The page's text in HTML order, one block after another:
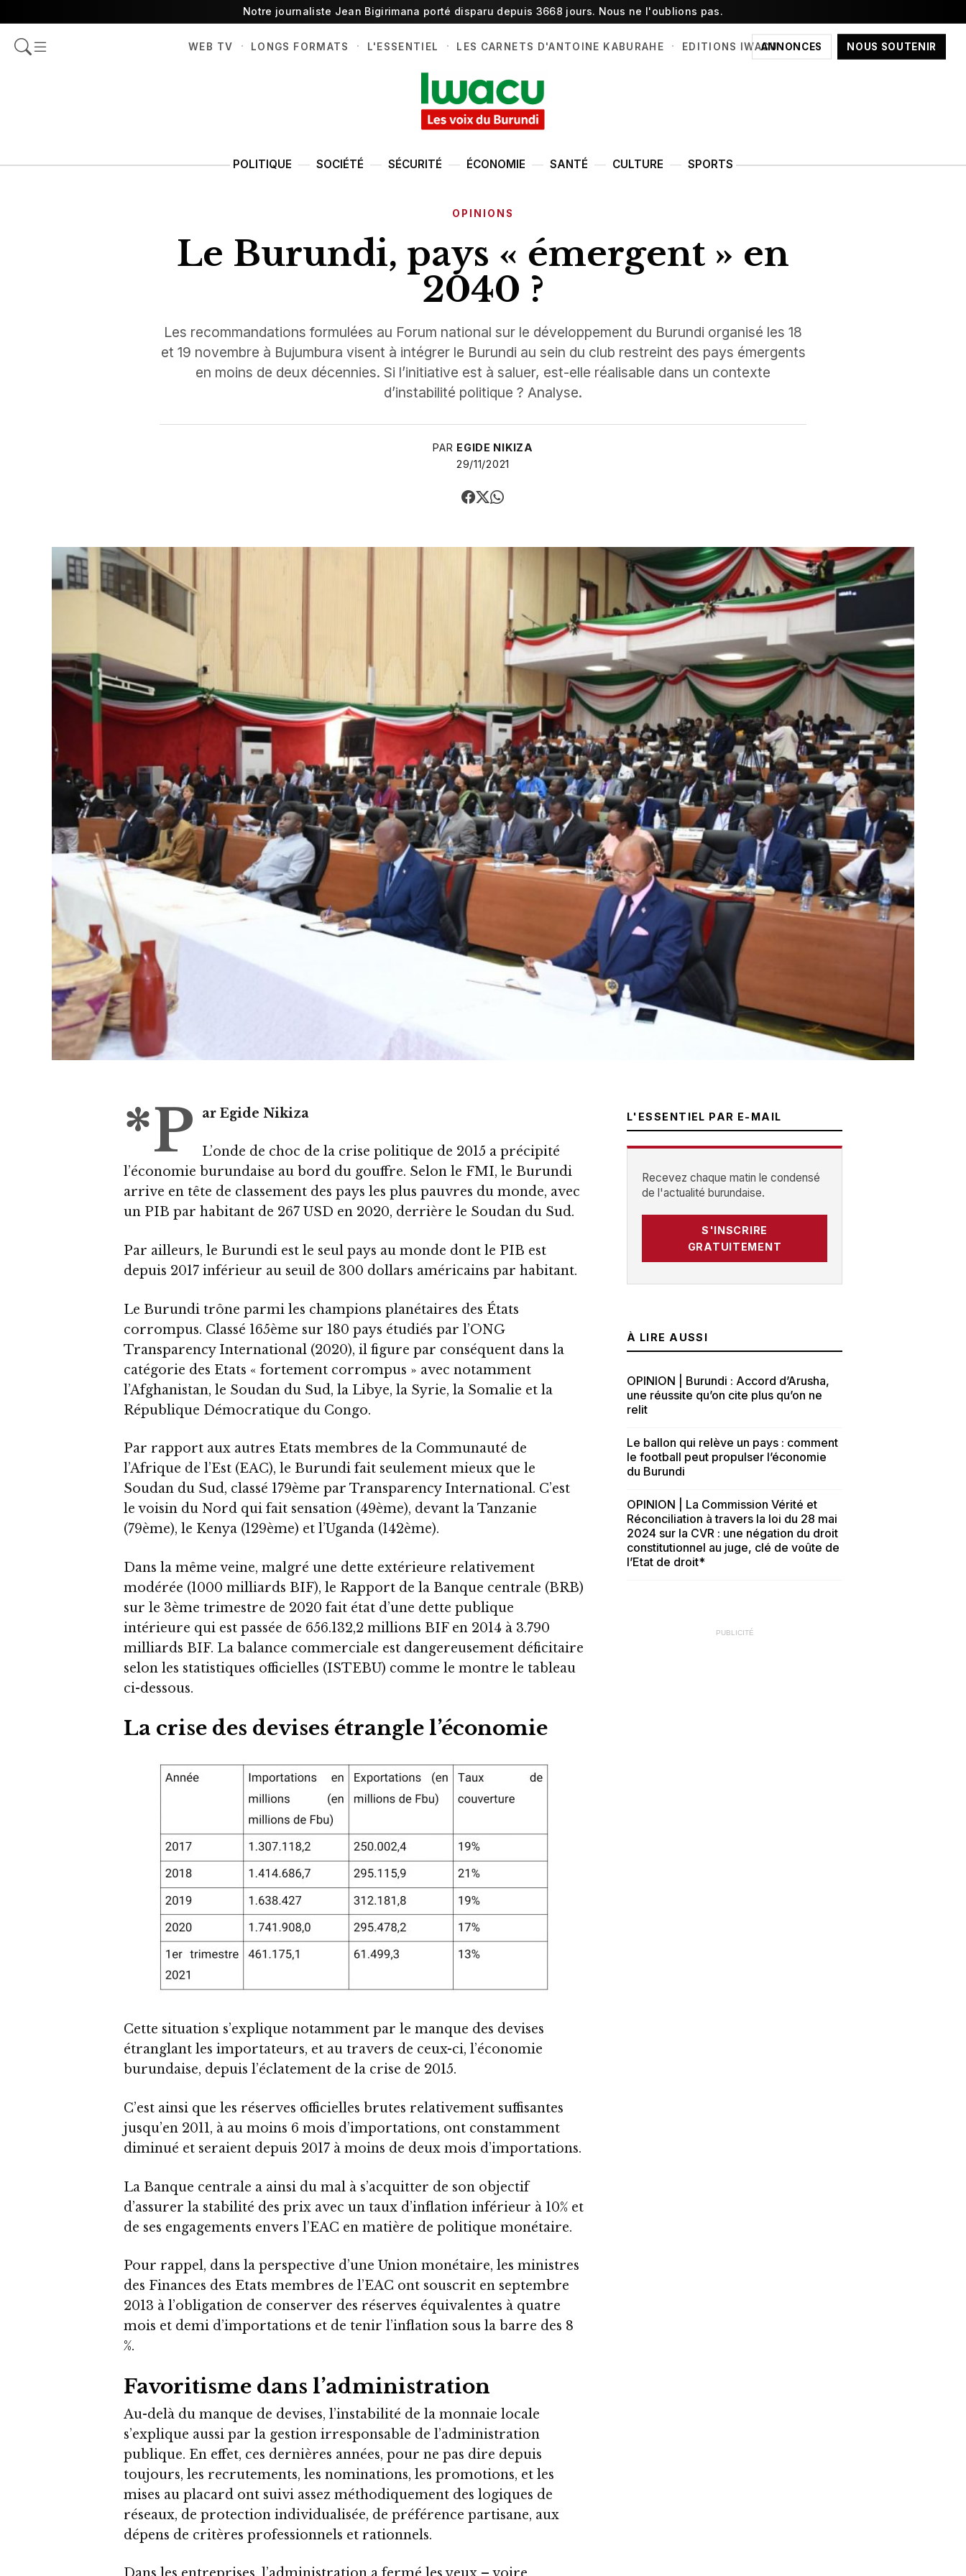
Notre journaliste Jean Bigirimana porté disparu depuis 3668 jours. Nous ne l'oublions pas.
ANNONCES NOUS SOUTENIR
WEB TV · LONGS FORMATS · L'ESSENTIEL · LES CARNETS D'ANTOINE KABURAHE · EDITIONS IWACU
POLITIQUE SOCIÉTÉ SÉCURITÉ ÉCONOMIE SANTÉ CULTURE SPORTS
OPINIONS
Le Burundi, pays « émergent » en
2040 ?
Les recommandations formulées au Forum national sur le développement du Burundi organisé les 18
et 19 novembre à Bujumbura visent à intégrer le Burundi au sein du club restreint des pays émergents
en moins de deux décennies. Si l’initiative est à saluer, est-elle réalisable dans un contexte
d’instabilité politique ? Analyse.
PAR EGIDE NIKIZA
29/11/2021
*P ar Egide Nikiza
L’onde de choc de la crise politique de 2015 a précipité
l’économie burundaise au bord du gouffre. Selon le FMI, le Burundi
arrive en tête de classement des pays les plus pauvres du monde, avec
un PIB par habitant de 267 USD en 2020, derrière le Soudan du Sud.
Par ailleurs, le Burundi est le seul pays au monde dont le PIB est
depuis 2017 inférieur au seuil de 300 dollars américains par habitant.
Le Burundi trône parmi les champions planétaires des États
corrompus. Classé 165ème sur 180 pays étudiés par l’ONG
Transparency International (2020), il figure par conséquent dans la
catégorie des Etats « fortement corrompus » avec notamment
l’Afghanistan, le Soudan du Sud, la Libye, la Syrie, la Somalie et la
République Démocratique du Congo.
Par rapport aux autres Etats membres de la Communauté de
l’Afrique de l’Est (EAC), le Burundi fait seulement mieux que le
Soudan du Sud, classé 179ème par Transparency International. C’est
le voisin du Nord qui fait sensation (49ème), devant la Tanzanie
(79ème), le Kenya (129ème) et l’Uganda (142ème).
Dans la même veine, malgré une dette extérieure relativement
modérée (1000 milliards BIF), le Rapport de la Banque centrale (BRB)
sur le 3ème trimestre de 2020 fait état d’une dette publique
intérieure qui est passée de 656.132,2 millions BIF en 2014 à 3.790
milliards BIF. La balance commerciale est dangereusement déficitaire
selon les statistiques officielles (ISTEBU) comme le montre le tableau
ci-dessous.
La crise des devises étrangle l’économie
Cette situation s’explique notamment par le manque des devises
étranglant les importateurs, et au travers de ceux-ci, l’économie
burundaise, depuis l’éclatement de la crise de 2015.
C’est ainsi que les réserves officielles brutes relativement suffisantes
jusqu’en 2011, à au moins 6 mois d’importations, ont constamment
diminué et seraient depuis 2017 à moins de deux mois d’importations.
La Banque centrale a ainsi du mal à s’acquitter de son objectif
d’assurer la stabilité des prix avec un taux d’inflation inférieur à 10% et
de ses engagements envers l’EAC en matière de politique monétaire.
Pour rappel, dans la perspective d’une Union monétaire, les ministres
des Finances des Etats membres de l’EAC ont souscrit en septembre
2013 à l’obligation de conserver des réserves équivalentes à quatre
mois et demi d’importations et de tenir l’inflation sous la barre des 8
%.
Favoritisme dans l’administration
Au-delà du manque de devises, l’instabilité de la monnaie locale
s’explique aussi par la gestion irresponsable de l’administration
publique. En effet, ces dernières années, pour ne pas dire depuis
toujours, les recrutements, les nominations, les promotions, et les
mises au placard ont suivi assez méthodiquement des logiques de
réseaux, de protection individualisée, de préférence partisane, aux
dépens de critères professionnels et rationnels.
L'ESSENTIEL PAR E-MAIL
Recevez chaque matin le condensé
de l'actualité burundaise.
S'INSCRIRE
GRATUITEMENT
À LIRE AUSSI
OPINION | Burundi : Accord d’Arusha,
une réussite qu’on cite plus qu’on ne
relit
Le ballon qui relève un pays : comment
le football peut propulser l’économie
du Burundi
OPINION | La Commission Vérité et
Réconciliation à travers la loi du 28 mai
2024 sur la CVR : une négation du droit
constitutionnel au juge, clé de voûte de
l’Etat de droit*
PUBLICITÉ